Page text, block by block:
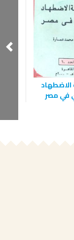
الاضطهاد
في مصر